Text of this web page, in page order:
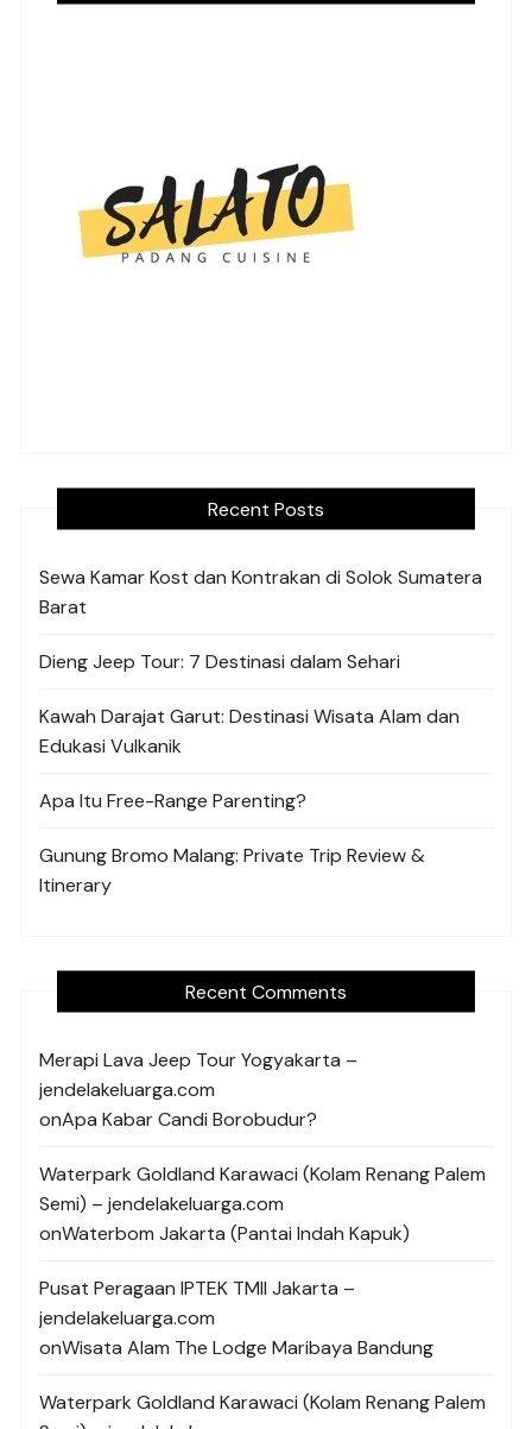
Recent Posts
Sewa Kamar Kost dan Kontrakan di Solok Sumatera
Barat
Dieng Jeep Tour: 7 Destinasi dalam Sehari
Kawah Darajat Garut: Destinasi Wisata Alam dan
Edukasi Vulkanik
Apa Itu Free-Range Parenting?
Gunung Bromo Malang: Private Trip Review &
Itinerary
Recent Comments
Merapi Lava Jeep Tour Yogyakarta –
jendelakeluarga.com
onApa Kabar Candi Borobudur?
Waterpark Goldland Karawaci (Kolam Renang Palem
Semi) – jendelakeluarga.com
onWaterbom Jakarta (Pantai Indah Kapuk)
Pusat Peragaan IPTEK TMII Jakarta –
jendelakeluarga.com
onWisata Alam The Lodge Maribaya Bandung
Waterpark Goldland Karawaci (Kolam Renang Palem